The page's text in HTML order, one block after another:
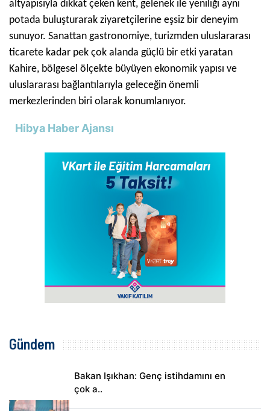
altyapısıyla dikkat çeken kent, gelenek ile yeniliği aynı
potada buluşturarak ziyaretçilerine eşsiz bir deneyim
sunuyor. Sanattan gastronomiye, turizmden uluslararası
ticarete kadar pek çok alanda güçlü bir etki yaratan
Kahire, bölgesel ölçekte büyüyen ekonomik yapısı ve
uluslararası bağlantılarıyla geleceğin önemli
merkezlerinden biri olarak konumlanıyor.
Hibya Haber Ajansı
Gündem
Bakan Işıkhan: Genç istihdamını en
çok a..